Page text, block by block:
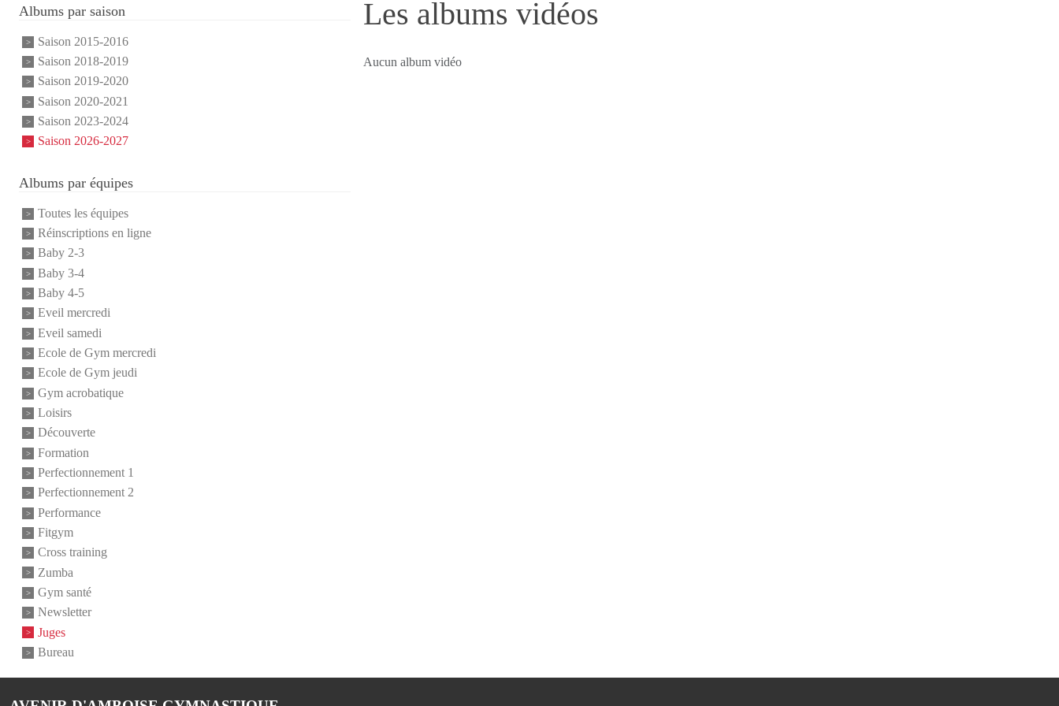
Les albums vidéos
Aucun album vidéo
Albums par saison
Saison 2015-2016
Saison 2018-2019
Saison 2019-2020
Saison 2020-2021
Saison 2023-2024
Saison 2026-2027
Albums par équipes
Toutes les équipes
Réinscriptions en ligne
Baby 2-3
Baby 3-4
Baby 4-5
Eveil mercredi
Eveil samedi
Ecole de Gym mercredi
Ecole de Gym jeudi
Gym acrobatique
Loisirs
Découverte
Formation
Perfectionnement 1
Perfectionnement 2
Performance
Fitgym
Cross training
Zumba
Gym santé
Newsletter
Juges
Bureau